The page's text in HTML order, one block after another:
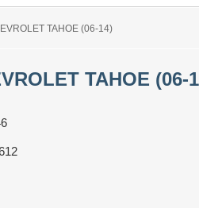
TAHOE (06-14)
TAHOE (06-